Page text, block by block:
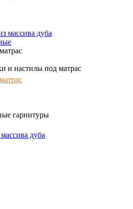
массива дуба
и настилы под матрас
гарнитуры
дуба